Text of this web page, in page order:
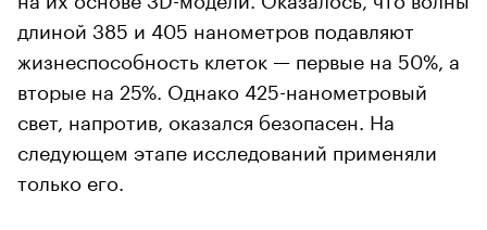
длиной 385 и 405 нанометров подавляют
жизнеспособность клеток — первые на 50%, а
вторые на 25%. Однако 425-нанометровый
свет, напротив, оказался безопасен. На
следующем этапе исследований применяли
только его.